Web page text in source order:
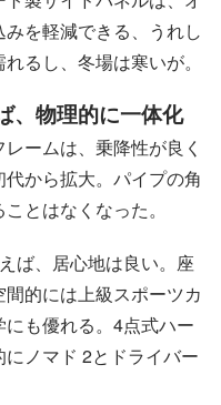
を軽減できる、うれし
るし、冬場は寒いが。
、物理的に一体化
ームは、乗降性が良く
から拡大。パイプの角
とはなくなった。
ば、居心地は良い。座
的には上級スポーツカ
も優れる。4点式ハー
ノマド 2とドライバー